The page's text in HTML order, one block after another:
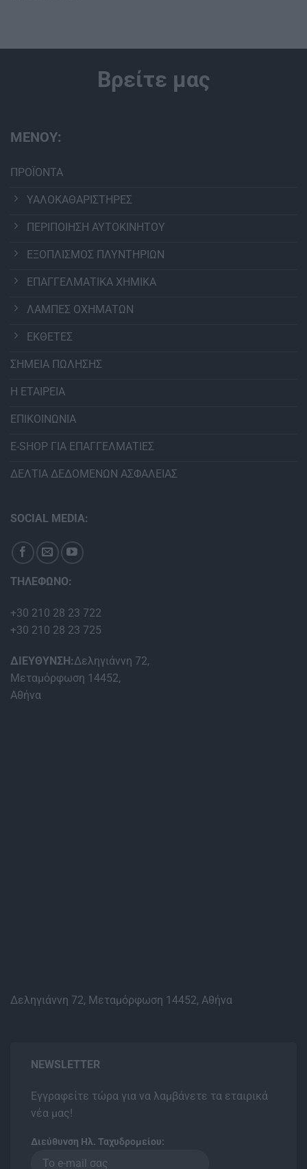
Βρείτε μας
ΜΕΝΟΥ:
ΠΡΟΪΟΝΤΑ
ΥΑΛΟΚΑΘΑΡΙΣΤΗΡΕΣ
ΠΕΡΙΠΟΙΗΣΗ ΑΥΤΟΚΙΝΗΤΟΥ
ΕΞΟΠΛΙΣΜΟΣ ΠΛΥΝΤΗΡΙΩΝ
ΕΠΑΓΓΕΛΜΑΤΙΚΑ ΧΗΜΙΚΑ
ΛΑΜΠΕΣ ΟΧΗΜΑΤΩΝ
ΕΚΘΕΤΕΣ
ΣΗΜΕΙΑ ΠΩΛΗΣΗΣ
Η ΕΤΑΙΡΕΙΑ
ΕΠΙΚΟΙΝΩΝΙΑ
E-SHOP ΓΙΑ ΕΠΑΓΓΕΛΜΑΤΙΕΣ
ΔΕΛΤΙΑ ΔΕΔΟΜΕΝΩΝ ΑΣΦΑΛΕΙΑΣ
SOCIAL MEDIA:
ΤΗΛΕΦΩΝΟ:
+30 210 28 23 722
+30 210 28 23 725
ΔΙΕΥΘΥΝΣΗ:Δεληγιάννη 72,
Μεταμόρφωση 14452,
Αθήνα
Δεληγιάννη 72, Μεταμόρφωση 14452, Αθήνα
NEWSLETTER
Εγγραφείτε τώρα για να λαμβάνετε τα εταιρικά
νέα μας!
Διεύθυνση Ηλ. Ταχυδρομείου: